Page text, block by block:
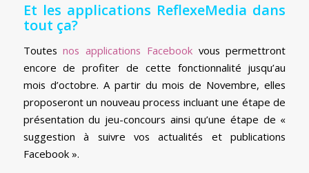
Et les applications ReflexeMedia dans
tout ça?
Toutesnos applications Facebookvous permettront
encore de profiter de cette fonctionnalité jusqu’au
mois d’octobre. A partir du mois de Novembre, elles
proposeront un nouveau process incluant une étape de
présentation du jeu-concours ainsi qu’une étape de «
suggestion à suivre vos actualités et publications
Facebook ».